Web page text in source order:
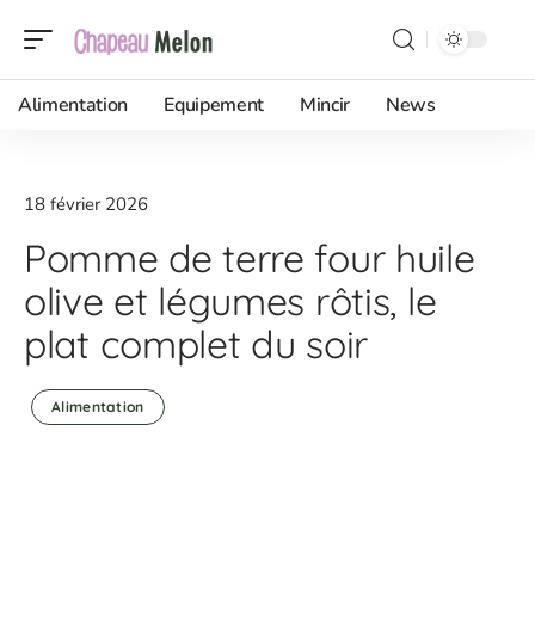
Alimentation Equipement Mincir News
18 février 2026
Pomme de terre four huile
olive et légumes rôtis, le
plat complet du soir
Alimentation